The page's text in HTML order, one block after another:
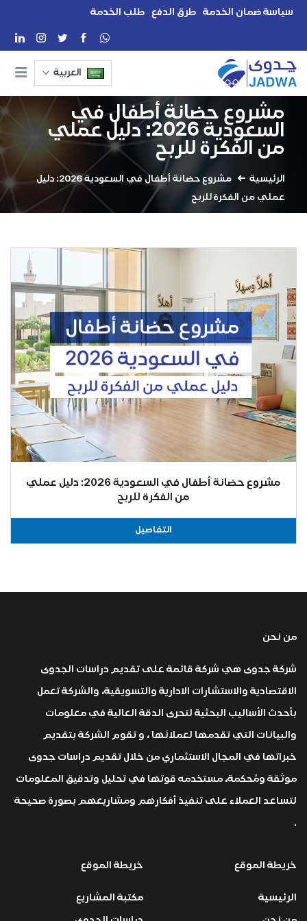
سياسة ضمان الخدمة طرق الدفع طلب الخدمة
العربية
مشروع حضانة أطفال في
السعودية 2026: دليل عملي
من الفكرة للربح
الرئيسية
مشروع حضانة أطفال في السعودية 2026: دليل
عملي من الفكرة للربح
مشروع حضانة أطفال في السعودية 2026: دليل عملي
من الفكرة للربح
التفاصيل
من نحن
شركة جدوى هي شركة قائمة على تقديم دراسات الجدوى
الاقتصادية والاستشارات الادارية والتسويقية، والشركة تعمل
بأحدث الأساليب البحثية لتحرى الدقة العالية في معلومات
والبيانات التي تقدمها لعملائها ، و تقوم الشركة بتقديم
خبراتها في المجال الاستثماري من خلال تقديم دراسات جدوى
موثقة ومُحكمة، مستخدمه قوتها في تحليل وتدقيق المعلومات
لتساعد العملاء على تنفيذ أفكارهم ومشاريعهم بصورة صحيحة
.
خريطة الموقع
الرئيسية
خريطة الموقع
مكتبة المشاريع